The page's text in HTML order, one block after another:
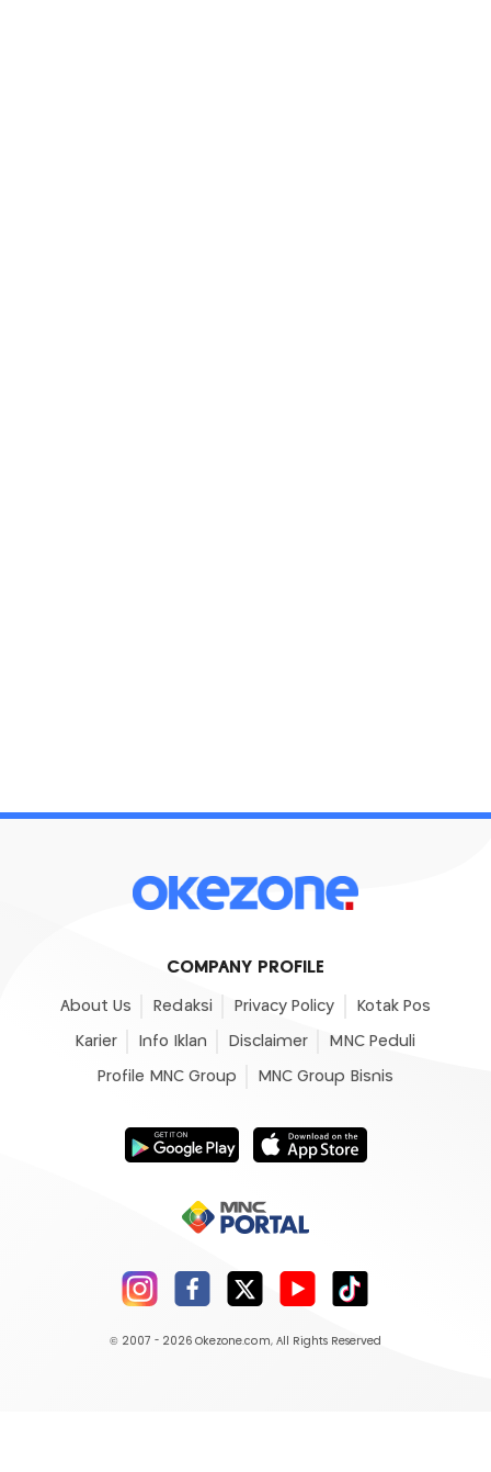
COMPANY PROFILE
About Us Redaksi Privacy Policy Kotak Pos
Karier Info Iklan Disclaimer MNC Peduli
Profile MNC Group MNC Group Bisnis
© 2007 - 2026 Okezone.com, All Rights Reserved